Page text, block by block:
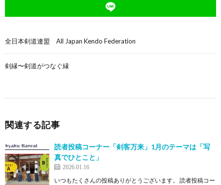
全日本剣道連盟 All Japan Kendo Federation
剣縁〜剣道がつなぐ縁
関連する記事
読者投稿コーナー「剣客万来」1月のテーマは「写
真でひとこと」
2026.01.16
いつもたくさんの投稿ありがとうございます。 読者投稿コー